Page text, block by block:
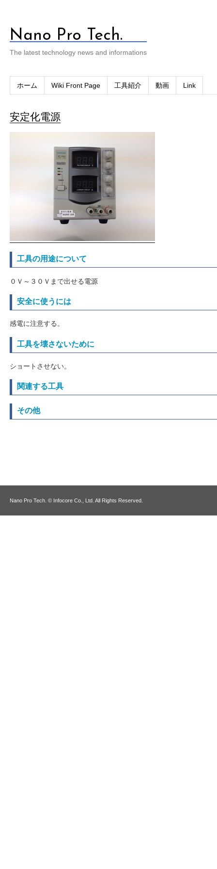
Nano Pro Tech.
The latest technology news and informations
ホーム Wiki Front Page 工具紹介 動画 Link
安定化電源
工具の用途について
０Ｖ～３０Ｖまで出せる電源
安全に使うには
感電に注意する。
工具を壊さないために
ショートさせない。
関連する工具
その他
Nano Pro Tech. © Infocore Co., Ltd. All Rights Reserved.